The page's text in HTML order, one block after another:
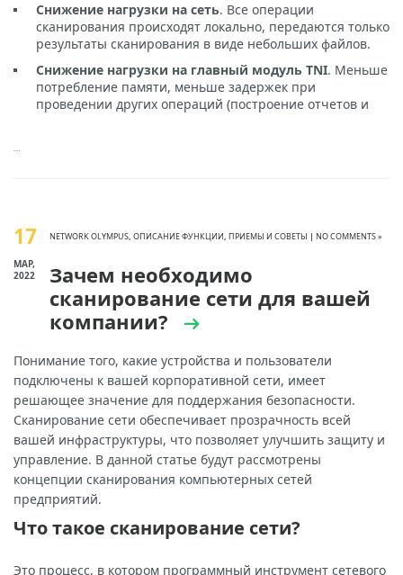
Снижение нагрузки на сеть. Все операции
сканирования происходят локально, передаются только
результаты сканирования в виде небольших файлов.
Снижение нагрузки на главный модуль TNI. Меньше
потребление памяти, меньше задержек при
проведении других операций (построение отчетов и
…
17
МАР,
2022
NETWORK OLYMPUS, ОПИСАНИЕ ФУНКЦИИ, ПРИЕМЫ И СОВЕТЫ | NO COMMENTS »
Зачем необходимо
сканирование сети для вашей
компании?
Понимание того, какие устройства и пользователи
подключены к вашей корпоративной сети, имеет
решающее значение для поддержания безопасности.
Сканирование сети обеспечивает прозрачность всей
вашей инфраструктуры, что позволяет улучшить защиту и
управление. В данной статье будут рассмотрены
концепции сканирования компьютерных сетей
предприятий.
Что такое сканирование сети?
Это процесс, в котором программный инструмент сетевого